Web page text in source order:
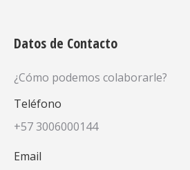
Datos de Contacto
¿Cómo podemos colaborarle?
Teléfono
+57 3006000144
Email